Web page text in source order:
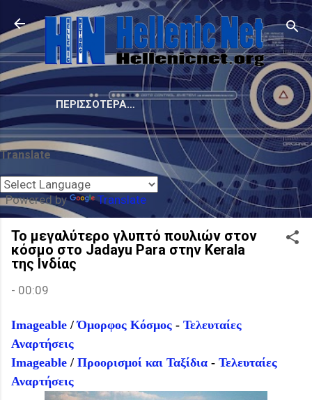
Μετάβαση στο κύριο περιεχόμενο
ΠΕΡΙΣΣΌΤΕΡΑ…
Translate
Powered by Translate
Το μεγαλύτερο γλυπτό πουλιών στον
κόσμο στο Jadayu Para στην Kerala
της Ινδίας
- 00:09
Imageable /Όμορφος Κόσμος - Τελευταίες
Αναρτήσεις
Imageable / Προορισμοί και Ταξίδια - Τελευταίες
Αναρτήσεις